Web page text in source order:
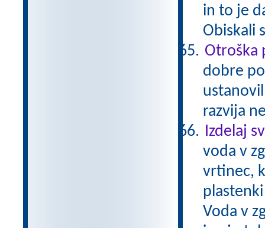
in to je
Obiskali
Otroška
dobre
razvija
Izdelaj
voda v
vrtinec,
Voda v